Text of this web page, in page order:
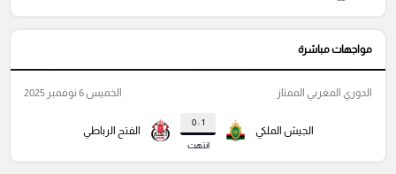
مواجهات مباشرة
الجيش الملكي
1 : 0
انتهت
الفتح الرباطي
الدوري المغربي الممتاز الخميس 6 نوفمبر 2025